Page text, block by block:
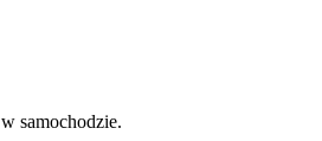
samochodzie.